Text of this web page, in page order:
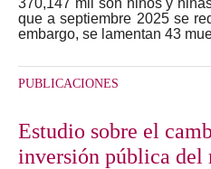
370,147 mil son niños y
que a septiembre 2025 se
embargo, se lamentan 43
PUBLICACIONES
Estudio sobre el
inversión pública del